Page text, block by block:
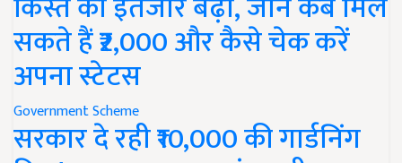
सकते हैं ₹2,000 और कैसे चेक करें
अपना स्टेटस
Government Scheme
सरकार दे रही ₹10,000 की गार्डनिंग